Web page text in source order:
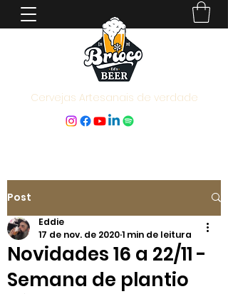
Cervejas Artesanais de verdade
Post
Novidades 16 a 22/11 -
Semana de plantio
Eddie
17 de nov. de 20201 min de leitura